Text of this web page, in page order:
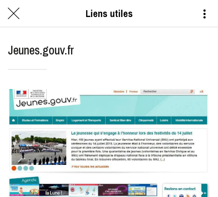
Liens utiles
Jeunes.gouv.fr